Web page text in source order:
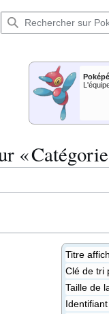
«
Titre
Clé de tri
Taille de